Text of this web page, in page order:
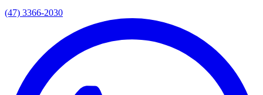
(47) 3366-2030